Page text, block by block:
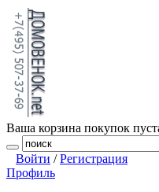
Ваша корзина покупок
Войти /Регистрация
Профиль